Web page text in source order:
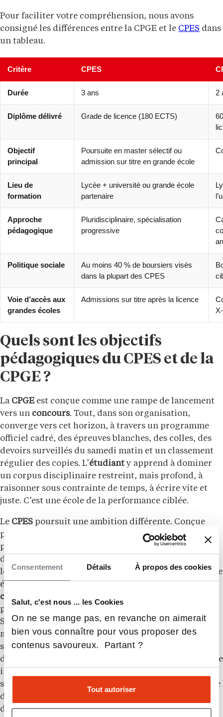
Consentement Détails À propos des cookies
Salut, c'est nous ... les Cookies
On ne se mange pas, en revanche on aimerait
bien vous connaître pour vous proposer des
contenus savoureux. Partant ?
Tout autoriser
Pour faciliter votre compréhension, nous avons
consigné les différences entre la CPGE et le CPES dans
un tableau.
Critère CPES
Durée 3 ans 2
Diplôme délivré Grade de licence (180 ECTS)
Objectif
principal
Poursuite en master sélectif ou
admission sur titre en grande école
Lieu de
formation
Lycée + université ou grande école
partenaire
Approche
pédagogique
Pluridisciplinaire, spécialisation
progressive
Politique sociale
Au moins 40 % de boursiers visés
dans la plupart des CPES
Voie d’accès aux
grandes écoles
Admissions sur titre après la licence
Quels sont les objectifs
pédagogiques du CPES et de la
CPGE ?
La CPGEest conçue comme une rampe de lancement
vers un concours. Tout, dans son organisation,
converge vers cet horizon, à travers un programme
officiel cadré, des épreuves blanches, des colles, des
devoirs surveillés du samedi matin et un classement
régulier des copies. L’étudianty apprend à dominer
un corpus disciplinaire restreint, mais profond, à
raisonner sous contrainte de temps, à écrire vite et
juste. C’est une école de la performance ciblée.
Le CPES poursuit une ambition différente. Conçue
pour favoriser l’
égalité des chanceset accueillir une
part importante de
, elle vise la formation
d’étudiants à très haut potentiel destinés à intégrer
lesmastersles plus sélectifs ou à rejoindre une grande
école par
concours
pluridisciplinarité. Un étudiant inscrit en parcours «
Sciences » à PSL-Henri-IV suivra à la fois des
mathématiques, de la physique, de la biologie, des
sciences humaines et un solide enseignement
d’anglais. La logique est moins celle de la performance
immédiate que de l’élargissement progressif du
spectre intellectuel, avec une initiation à la recherche
dès les premières années dans la plupart des
dispositifs.